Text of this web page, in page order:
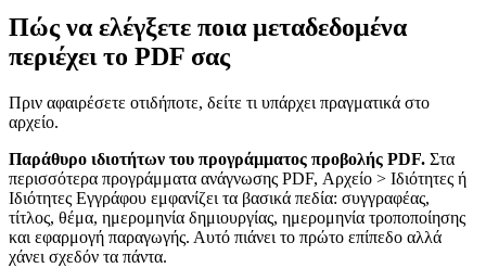
Πώς να ελέγξετε ποια μεταδεδομένα
περιέχει το PDF σας
Πριν αφαιρέσετε οτιδήποτε, δείτε τι υπάρχει πραγματικά στο
αρχείο.
Παράθυρο ιδιοτήτων του προγράμματος προβολής PDF. Στα
περισσότερα προγράμματα ανάγνωσης PDF, Αρχείο > Ιδιότητες ή
Ιδιότητες Εγγράφου εμφανίζει τα βασικά πεδία: συγγραφέας,
τίτλος, θέμα, ημερομηνία δημιουργίας, ημερομηνία τροποποίησης
και εφαρμογή παραγωγής. Αυτό πιάνει το πρώτο επίπεδο αλλά
χάνει σχεδόν τα πάντα.